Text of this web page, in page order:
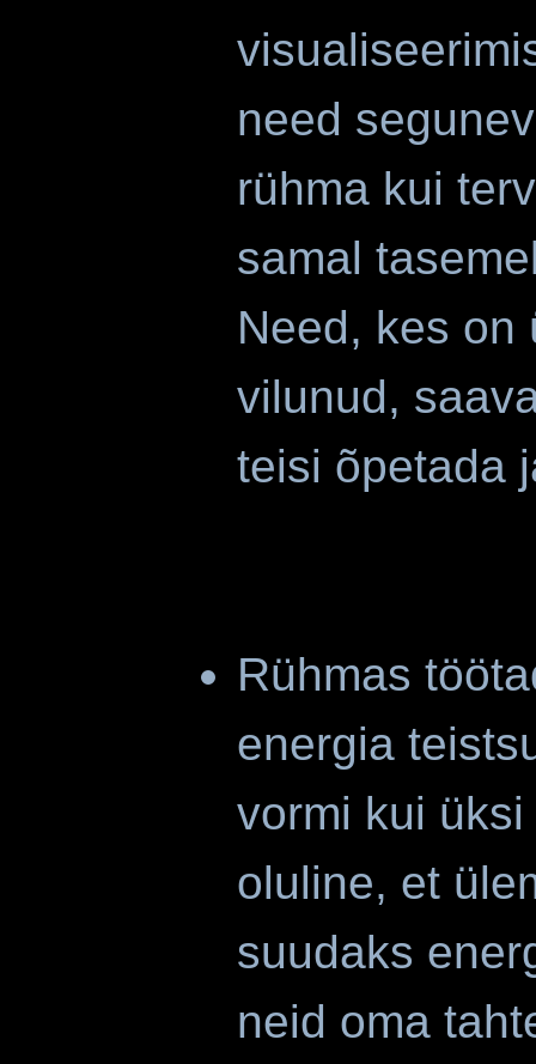
need
rühma kui
samal
Need, kes on
vilunud,
teisi
Rühmas
energia
vormi kui
oluline, et
suudaks
neid oma